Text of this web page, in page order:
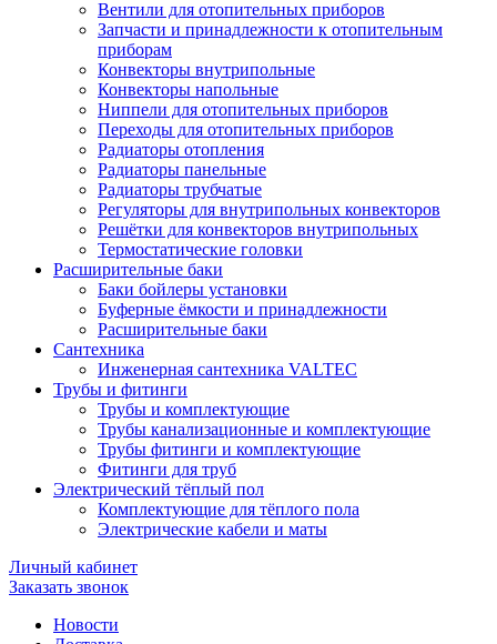
Вентили для отопительных приборов
Запчасти и принадлежности к отопительным
приборам
Конвекторы внутрипольные
Конвекторы напольные
Ниппели для отопительных приборов
Переходы для отопительных приборов
Радиаторы отопления
Радиаторы панельные
Радиаторы трубчатые
Регуляторы для внутрипольных конвекторов
Решётки для конвекторов внутрипольных
Термостатические головки
Расширительные баки
Баки бойлеры установки
Буферные ёмкости и принадлежности
Расширительные баки
Сантехника
Инженерная сантехника VALTEC
Трубы и фитинги
Трубы и комплектующие
Трубы канализационные и комплектующие
Трубы фитинги и комплектующие
Фитинги для труб
Электрический тёплый пол
Комплектующие для тёплого пола
Электрические кабели и маты
Личный кабинет
Заказать звонок
Новости